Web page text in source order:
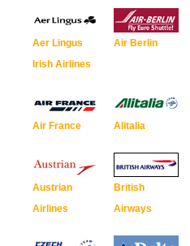
Aer Lingus
Irish Airlines
Air Berlin
Air France Alitalia
Austrian
Airlines
British
Airways